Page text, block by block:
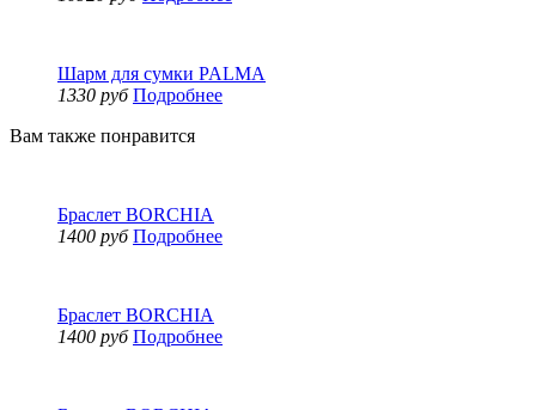
Шарм для сумки PALMA
1330 руб Подробнее
Вам также понравится
Браслет BORCHIA
1400 руб Подробнее
Браслет BORCHIA
1400 руб Подробнее